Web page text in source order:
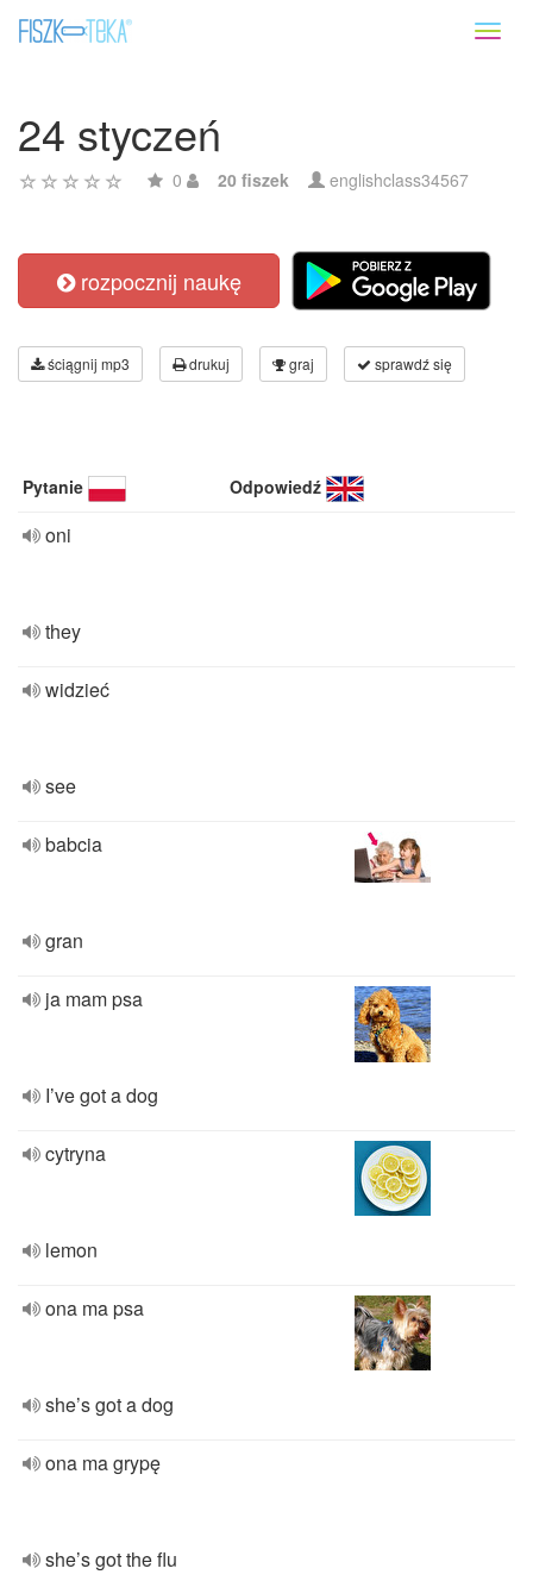
24 styczeń
0 20 fiszek englishclass34567
rozpocznij naukę
ściągnij mp3 drukuj graj sprawdź się
Pytanie Odpowiedź
oni
they
widzieć
see
babcia
gran
ja mam psa
I’ve got a dog
cytryna
lemon
ona ma psa
she’s got a dog
ona ma grypę
she’s got the flu